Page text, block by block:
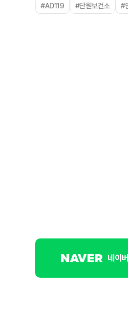
#AD119 #단원보건소 #
네이